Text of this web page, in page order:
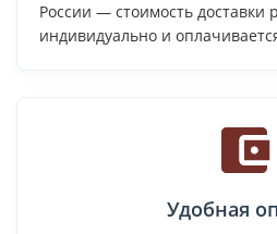
России — стоимость доставки
индивидуально и
Удобная